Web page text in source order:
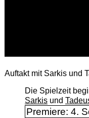
Auftakt mit Sarkis und
Die Spielzeit
Sarkisund
Premiere: 4.